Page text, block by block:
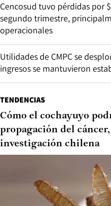
Cencosud tuvo pérdidas por
segundo trimestre,
operacionales
Utilidades de CMPC se
ingresos se mantuvieron
TENDENCIAS
Cómo el cochayuyo
propagación del
investigación chilena